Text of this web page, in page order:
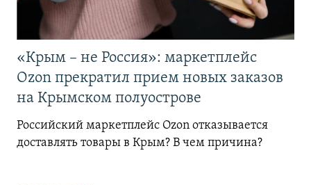
«Крым – не Россия»: маркетплейс
Ozon прекратил прием новых заказов
на Крымском полуострове
Российский маркетплейс Ozon отказывается
доставлять товары в Крым? В чем причина?